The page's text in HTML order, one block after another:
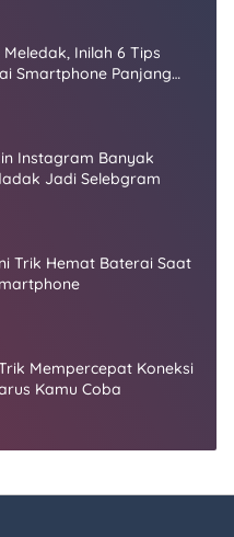
Inilah 6 Tips
Smartphone Panjang
Instagram Banyak
Jadi Selebgram
Trik Hemat Baterai Saat
Mempercepat Koneksi
Kamu Coba